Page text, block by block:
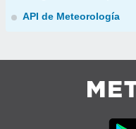
API de Meteorología